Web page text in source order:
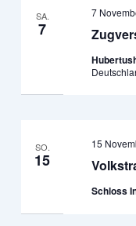
SA.
7
7
SO.
15
15
Schloss